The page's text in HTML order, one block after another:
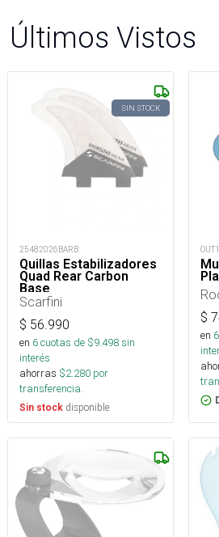
Últimos Vistos
SIN STOCK
25482026BARB
Quillas Estabilizadores
Quad Rear Carbon
Base
Scarfini
$ 56.990
en 6cuotas de $9.498sin
interés
ahorras $2.280 por
transferencia.
Sin stock disponible
$
en 6